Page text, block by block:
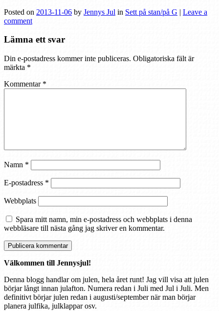
Posted on 2013-11-06 by Jennys Jul in Sett på stan/på G | Leave a
comment
Lämna ett svar
Din e-postadress kommer inte publiceras. Obligatoriska fält är
märkta *
Kommentar *
Namn *
E-postadress *
Webbplats
Spara mitt namn, min e-postadress och webbplats i denna
webbläsare till nästa gång jag skriver en kommentar.
Välkommen till Jennysjul!
Denna blogg handlar om julen, hela året runt! Jag vill visa att julen
börjar långt innan julafton. Numera redan i Juli med Jul i Juli. Men
definitivt börjar julen redan i augusti/september när man börjar
planera julfika, julklappar osv.